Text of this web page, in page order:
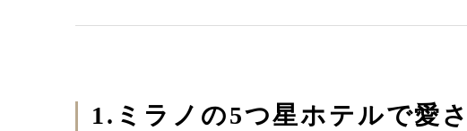
1.ミラノの5つ星ホテルで愛